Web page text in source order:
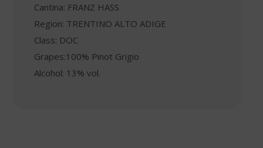
Cantina: FRANZ HASS
Region: TRENTINO ALTO ADIGE
Class: DOC
Grapes:100% Pinot Grigio
Alcohol: 13% vol.